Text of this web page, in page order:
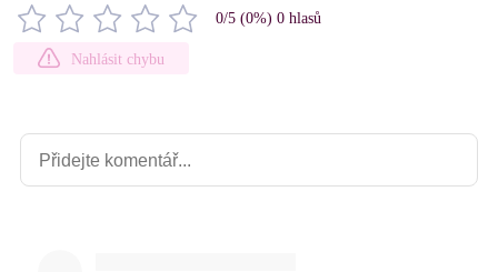
0/5 (0%) 0 hlasů
Nahlásit chybu